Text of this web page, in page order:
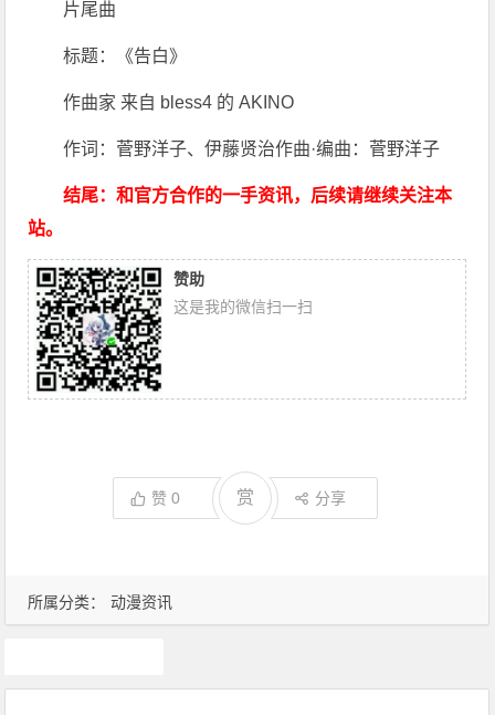
所属分类： 动漫资讯
片尾曲
标题：《告白》
作曲家 来自 bless4 的 AKINO
作词：菅野洋子、伊藤贤治作曲·编曲：菅野洋子
结尾：和官方合作的一手资讯，后续请继续关注本
站。
赞助
这是我的微信扫一扫
赞0 赏 分享